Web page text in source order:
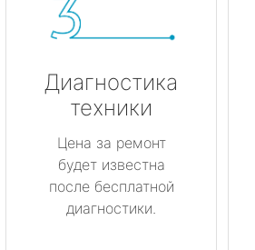
Диагностика
техники
Цена за ремонт
будет известна
после бесплатной
диагностики.